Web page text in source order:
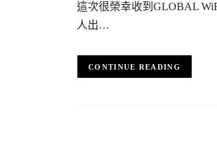
這次很榮幸收到GLOBAL
人出…
CONTINUE READING